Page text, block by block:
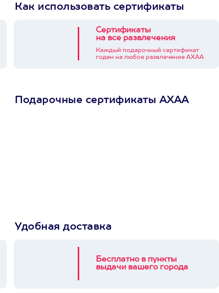
Как использовать сертификаты
Сертификаты
на все развлечения
Каждый подарочный сертификат
годен на любое развлечение АХАА
Подарочные сертификаты АХАА
Удобная доставка
Бесплатно в пункты
выдачи вашего города